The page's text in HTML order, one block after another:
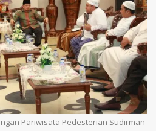
Pariwisata Pedesterian Sudirman